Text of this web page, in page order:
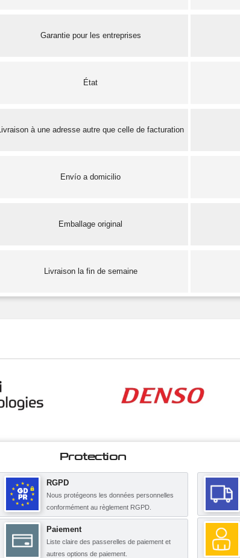
Garantie pour les entreprises
État
à une adresse autre que celle de facturation
Envío a domicilio
Emballage original
Livraison la fin de semaine
Protection
RGPD
Nous protégeons les données personnelles
conformément au règlement RGPD.
Paiement
Liste claire des passerelles de paiement et
autres options de paiement.